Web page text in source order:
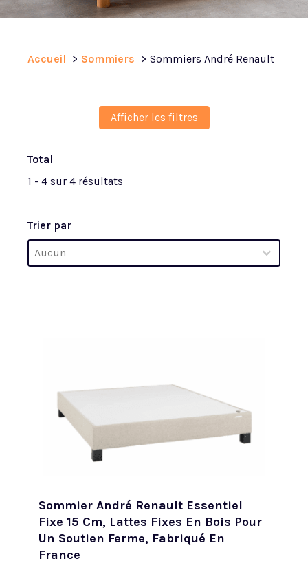
Accueil Sommiers Sommiers André Renault
Afficher les filtres
Total
1 - 4 sur 4 résultats
Trier par
Trier par
Trier par
Trier par
Sommier André Renault Essentiel
Fixe 15 Cm, Lattes Fixes En Bois Pour
Un Soutien Ferme, Fabriqué En
France